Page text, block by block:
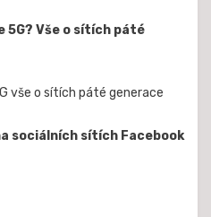
5G? Vše o sítích páté
sociálních sítích Facebook